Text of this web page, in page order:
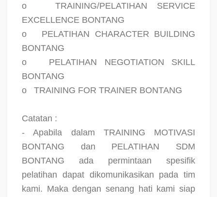
o
TRAINING/PELATIHAN SERVICE
EXCELLENCE BONTANG
o
PELATIHAN CHARACTER BUILDING
BONTANG
o
PELATIHAN NEGOTIATION SKILL
BONTANG
o
TRAINING FOR TRAINER BONTANG
Catatan :
- Apabila dalam TRAINING MOTIVASI
BONTANG dan PELATIHAN SDM
BONTANG ada permintaan spesifik
pelatihan dapat dikomunikasikan pada tim
kami. Maka dengan senang hati kami siap